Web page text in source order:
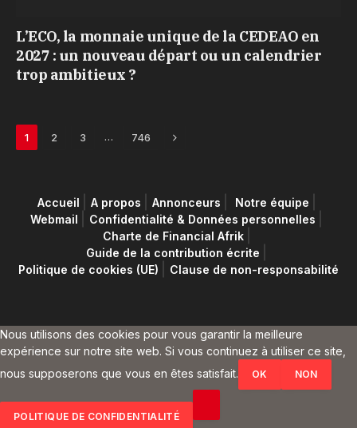
L’ECO, la monnaie unique de la CEDEAO en
2027 : un nouveau départ ou un calendrier
trop ambitieux ?
1 2 3 … 746 Next
Accueil A propos Annonceurs
Notre équipe
Webmail
Confidentialité & Données personnelles
Charte de Financial Afrik
Guide de la contribution écrite
Politique de cookies (UE)
Clause de non-responsabilité
Nous utilisons des cookies pour vous garantir la meilleure
expérience sur notre site web. Si vous continuez à utiliser ce site,
nous supposerons que vous en êtes satisfait.
OK NON
POLITIQUE DE CONFIDENTIALITÉ